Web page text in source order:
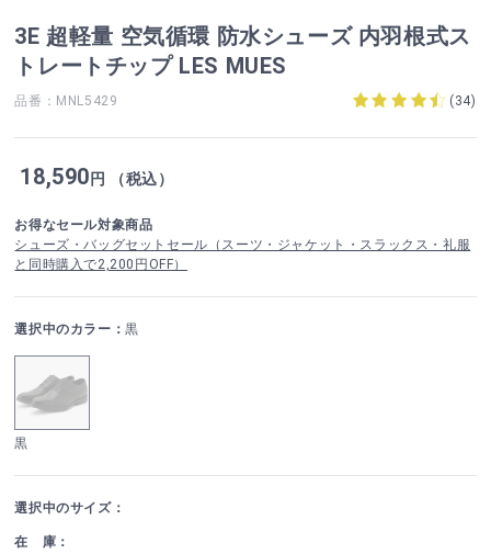
3E 超軽量 空気循環 防水シューズ 内羽根式ス
トレートチップ LES MUES
品番：MNL5429 (34)
18,590円 （税込）
お得なセール対象商品
シューズ・バッグセットセール（スーツ・ジャケット・スラックス・礼服
と同時購入で2,200円OFF）
選択中のカラー：黒
黒
選択中のサイズ：
在 庫：